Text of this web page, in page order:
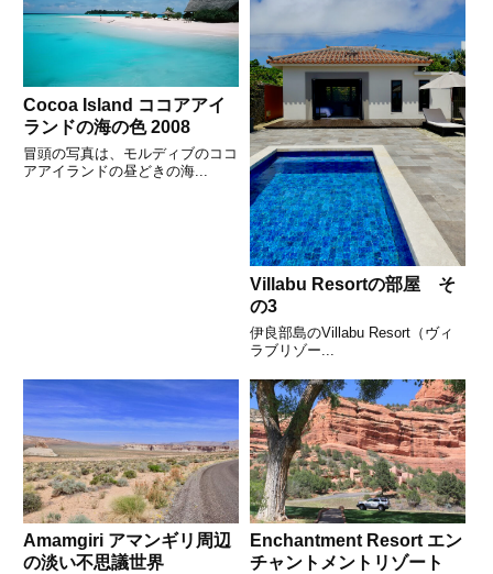
Cocoa Island ココアアイ
ランドの海の色 2008
冒頭の写真は、モルディブのココ
アアイランドの昼どきの海...
Villabu Resortの部屋 そ
の3
伊良部島のVillabu Resort（ヴィ
ラブリゾー...
Amamgiri アマンギリ周辺
の淡い不思議世界
Enchantment Resort エン
チャントメントリゾート